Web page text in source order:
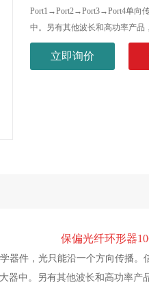
Port1→Port2→Port3→Port4单向
中。另有其他波长和高功率产品
保偏光纤环形器
器件，光只能沿一个方向传播
器中。另有其他波长和高功率产